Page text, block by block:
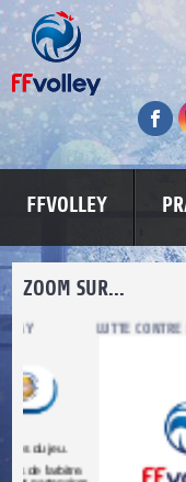
FFVOLLEY
ZOOM SUR...
LUTTE CONTRE LES